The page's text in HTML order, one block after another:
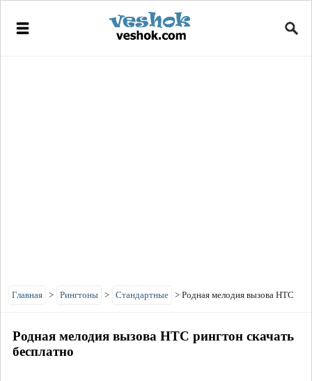
Главная > Рингтоны > Стандартные > Родная мелодия вызова HTC
Родная мелодия вызова HTC рингтон скачать
бесплатно